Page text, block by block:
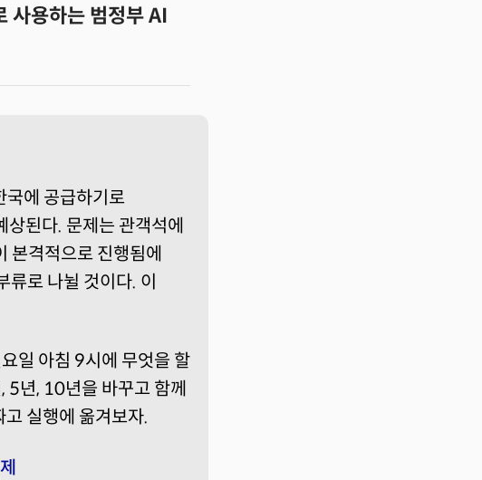
사용하는 범정부 AI
국에 공급하기로
된다. 문제는 관객석에
격적으로 진행됨에
로 나뉠 것이다. 이
일 아침 9시에 무엇을 할
년, 10년을 바꾸고 함께
실행에 옮겨보자.